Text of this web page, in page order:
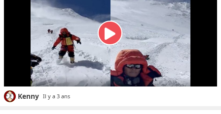
Kenny Il y a 3 ans